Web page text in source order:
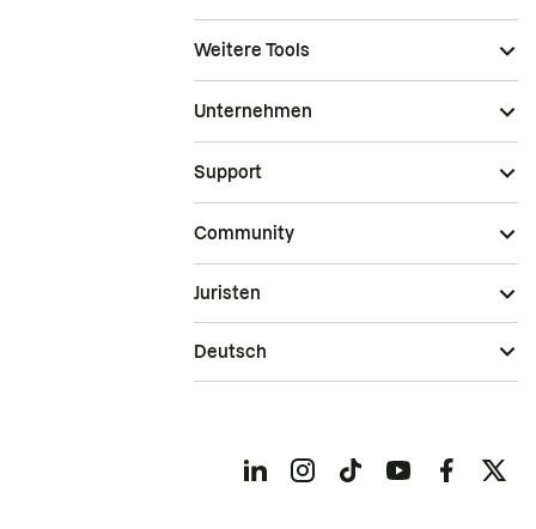
Weitere Tools
Unternehmen
Support
Community
Juristen
Deutsch